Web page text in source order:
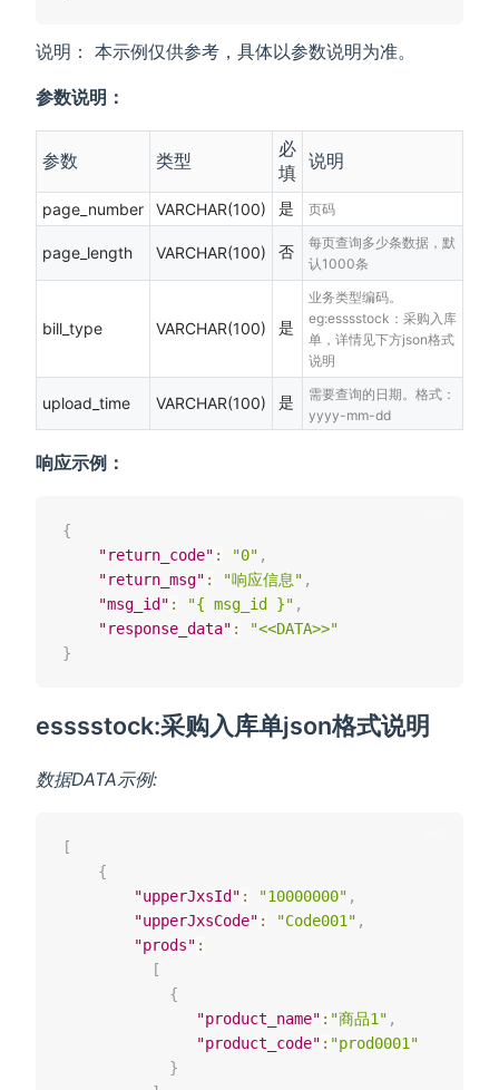
说明： 本示例仅供参考，具体以参数说明为准。
参数说明：
参数 类型
必
填
说明
page_number VARCHAR(100) 是 页码
page_length VARCHAR(100) 否
每页查询多少条数据，默
认1000条
bill_type VARCHAR(100) 是
业务类型编码。
eg:esssstock：采购入库
单，详情见下方json格式
说明
upload_time VARCHAR(100) 是
需要查询的日期。格式：
yyyy-mm-dd
响应示例：
{
"return_code" : "0" ,
"return_msg" : "响应信息" ,
"msg_id" : "{ msg_id }" ,
"response_data" :
"<<DATA>>"
}
esssstock:采购入库单json格式说明
数据DATA示例:
[
{
"upperJxsId" : "10000000" ,
"upperJxsCode" : "Code001" ,
"prods" :
[
{
"product_name" : "商品1" ,
"product_code" : "prod0001"
}